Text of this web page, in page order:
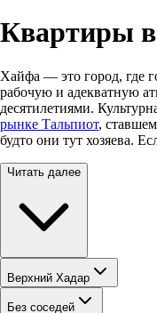
Квартиры в
Хайфа — это город, где
рабочую и адекватную
десятилетиями.
рынке Тальпиот,
будто они тут хозяева.
Читать далее
Верхний Хадар
Без соседей